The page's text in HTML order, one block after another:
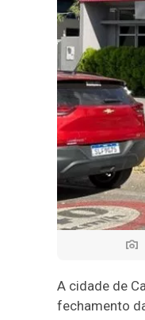
A cidade de
fechamento